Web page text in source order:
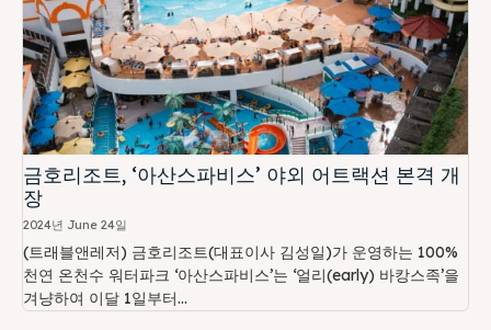
금호리조트, ‘아산스파비스’ 야외 어트랙션 본격 개
장
2024년 June 24일
(트래블앤레저) 금호리조트(대표이사 김성일)가 운영하는 100%
천연 온천수 워터파크 ‘아산스파비스’는 ‘얼리(early) 바캉스족’을
겨냥하여 이달 1일부터...